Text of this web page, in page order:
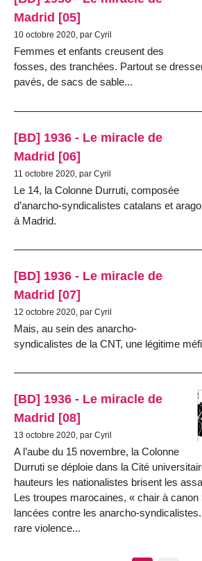
Madrid [05]
10 octobre 2020, par Cyril
Femmes et enfants creusent des
fosses, des tranchées. Partout se
pavés, de sacs de sable...
[BD] 1936 - Le miracle de
Madrid [06]
11 octobre 2020, par Cyril
Le 14, la Colonne Durruti, composée
d’anarcho-syndicalistes catalans et
à Madrid.
[BD] 1936 - Le miracle de
Madrid [07]
12 octobre 2020, par Cyril
Mais, au sein des anarcho-
syndicalistes de la CNT, une légitime
[BD] 1936 - Le miracle de
Madrid [08]
13 octobre 2020, par Cyril
A l’aube du 15 novembre, la Colonne
Durruti se déploie dans la Cité
hauteurs les nationalistes brisent les
Les troupes marocaines, « chair à
lancées contre les anarcho-syndicalistes.
rare violence...